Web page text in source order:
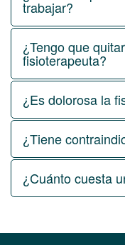
trabajar?
¿Tengo que
fisioterapeuta?
¿Es dolorosa la
¿Tiene
¿Cuánto cuesta